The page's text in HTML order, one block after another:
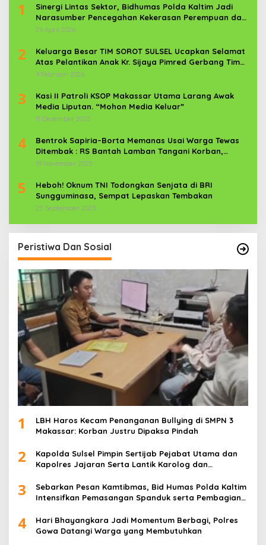
1
Sinergi Lintas Sektor, Bidhumas Polda Kaltim Jadi
Narasumber Pencegahan Kekerasan Perempuan dan
Anak
29 April 2026
2
Keluarga Besar TIM SOROT SULSEL Ucapkan Selamat
Atas Pelantikan Anak Kr. Sijaya Pimred Gerbang Timur
News Com Sebagai Prajurit TNI
4 Februari 2026
3
Kasi II Patroli KSOP Makassar Utama Larang Awak
Media Liputan. “Mohon Media Keluar”
11 Desember 2025
4
Bentrok Sapiria–Borta Memanas Usai Warga Tewas
Ditembak : RS Bantah Lamban Tangani Korban,
Aparat TNI-POLRI Dikerahkan
19 November 2025
5
Heboh! Oknum TNI Todongkan Senjata di BRI
Sungguminasa, Sempat Lepaskan Tembakan
25 September 2025
Peristiwa Dan Sosial
1
LBH Haros Kecam Penanganan Bullying di SMPN 3
Makassar: Korban Justru Dipaksa Pindah
2
Kapolda Sulsel Pimpin Sertijab Pejabat Utama dan
Kapolres Jajaran Serta Lantik Karolog dan
3
Sebarkan Pesan Kamtibmas, Bid Humas Polda Kaltim
Intensifkan Pemasangan Spanduk serta Pembagian
4
Hari Bhayangkara Jadi Momentum Berbagi, Polres
Gowa Datangi Warga yang Membutuhkan